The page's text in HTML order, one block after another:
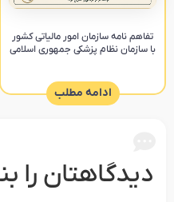
تفاهم نامه سازمان امور مالیاتی کشور
با سازمان نظام پزشکی جمهوری اسلامی
ادامه مطلب
دیدگاهتان را